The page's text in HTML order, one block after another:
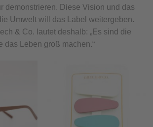
demonstrieren. Diese Vision und das
Umwelt will das Label weitergeben.
& Co. lautet deshalb: „Es sind die
das Leben groß machen.“